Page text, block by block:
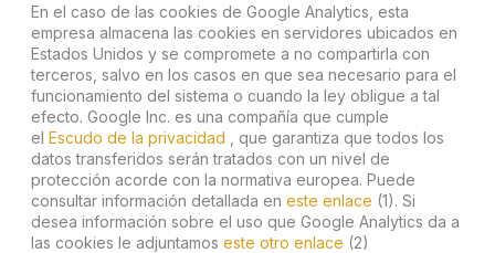
En el caso de las cookies de Google Analytics, esta
empresa almacena las cookies en servidores ubicados en
Estados Unidos y se compromete a no compartirla con
terceros, salvo en los casos en que sea necesario para el
funcionamiento del sistema o cuando la ley obligue a tal
efecto. Google Inc. es una compañía que cumple
el Escudo de la privacidad , que garantiza que todos los
datos transferidos serán tratados con un nivel de
protección acorde con la normativa europea. Puede
consultar información detallada en este enlace (1). Si
desea información sobre el uso que Google Analytics da a
las cookies le adjuntamos este otro enlace (2)